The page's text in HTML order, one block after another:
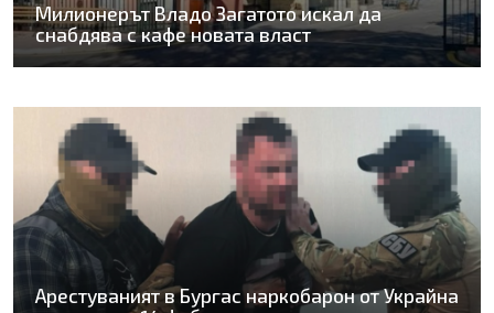
Милионерът Владо Загатото искал да
снабдява с кафе новата власт
Арестуваният в Бургас наркобарон от Украйна